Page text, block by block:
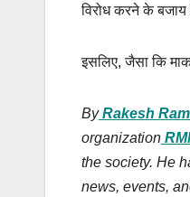
विरोध करने के
इसलिए, जैसा कि
By Rakesh
organization
the society. He
news, events,